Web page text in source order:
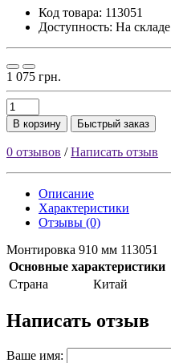
Код товара: 113051
Доступность: На складе
1 075 грн.
В корзину Быстрый заказ
0 отзывов /Написать отзыв
Описание
Характеристики
Отзывы (0)
Монтировка 910 мм 113051
Основные характеристики
Страна
Китай
Написать отзыв
Ваше имя: